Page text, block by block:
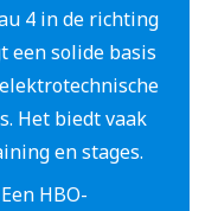
4 in de richting
een solide basis
Het biedt vaak
en stages.
Een HBO-